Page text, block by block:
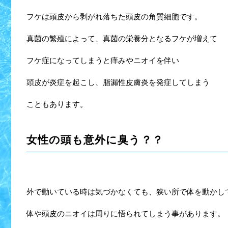
フケは頭皮から剥がれ落ちた頭皮の角質細胞です。
真菌の繁殖によって、真菌の栄養分となるフケが増えて
フケ症になってしまうと痒みやニオイを伴い
頭皮が炎症を起こし、脂漏性皮膚炎を発症してしまう
こともあります。
女性の頭も意外に臭う？？
外で動いている時は気づかなくても、狭い所で体を動かし
体や頭皮のニオイは周りに悟られてしまう事があります。